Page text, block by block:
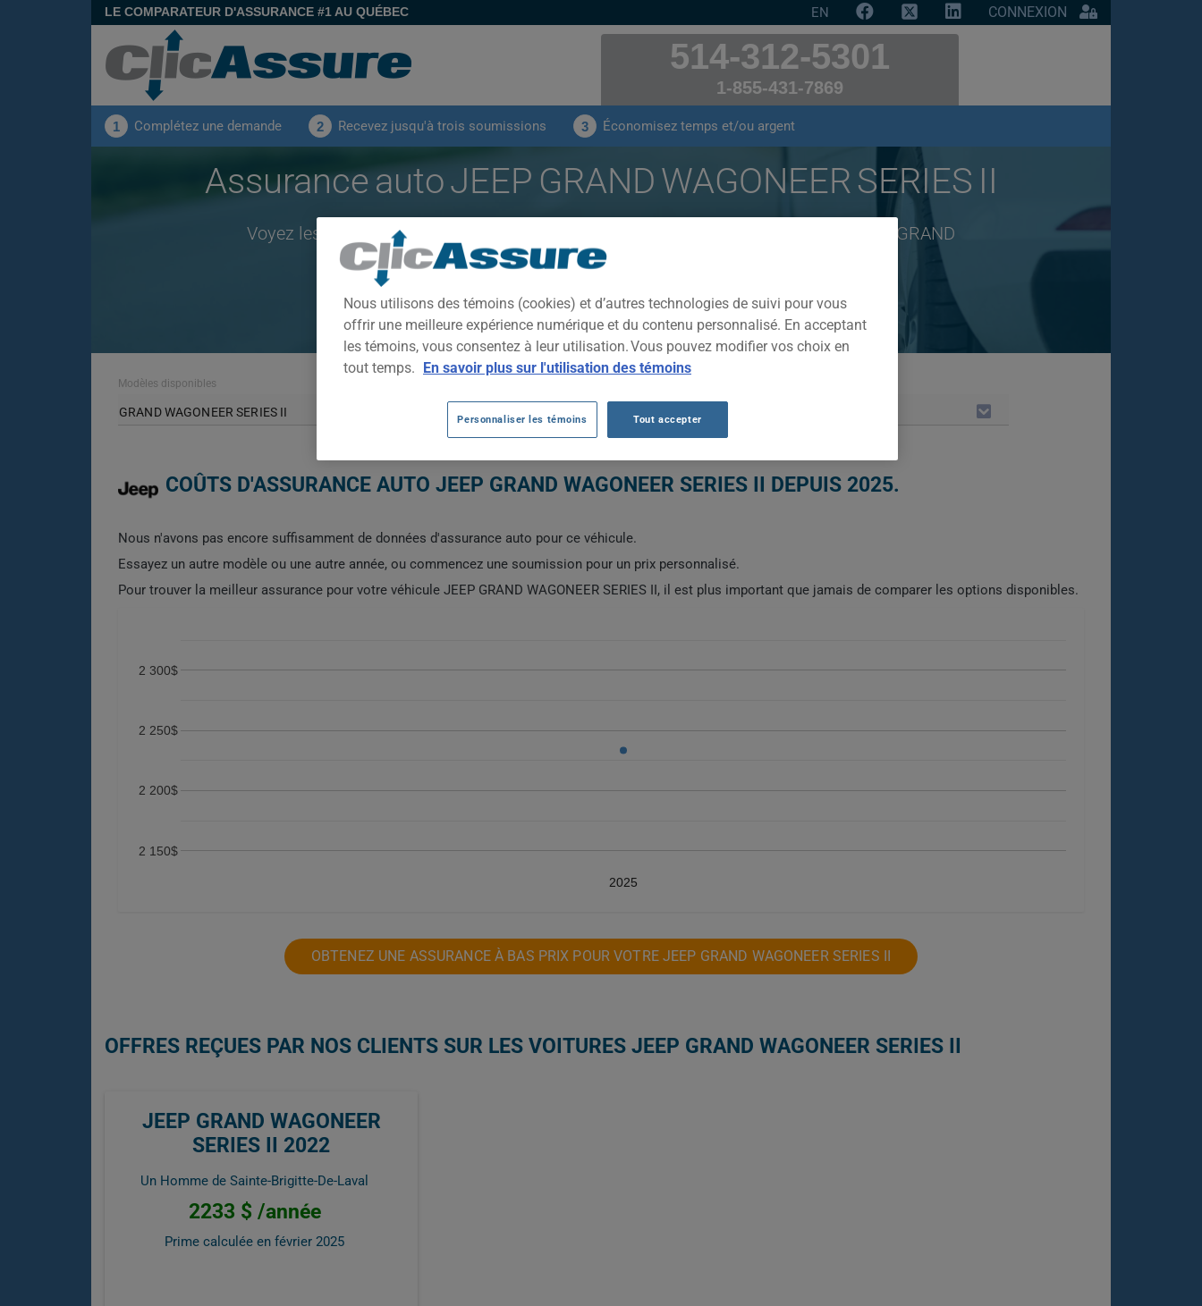
LE COMPARATEUR D'ASSURANCE #1 AU QUÉBEC EN CONNEXION
514-312-5301
1-855-431-7869
1 Complétez une demande 2 Recevez jusqu'à trois soumissions 3 Économisez temps et/ou argent
Assurance auto JEEP GRAND WAGONEER SERIES II
Voyez les primes payées par nos clients pour leur assurance auto de marque JEEP GRAND
WAGONEER SERIES II
CLIQUEZ ICI POUR ÉCONOMISER SUR VOTRE ASSURANCE AUTO
Modèles disponibles
GRAND WAGONEER SERIES II TOUTES LES ANNÉES
COÛTS D'ASSURANCE AUTO JEEP GRAND WAGONEER SERIES II DEPUIS 2025.
Nous n'avons pas encore suffisamment de données d'assurance auto pour ce véhicule.
Essayez un autre modèle ou une autre année, ou commencez une soumission pour un prix personnalisé.
Pour trouver la meilleur assurance pour votre véhicule JEEP GRAND WAGONEER SERIES II, il est plus important que jamais de comparer les options disponibles.
2025
2 150$
2 200$
2 250$
2 300$
OBTENEZ UNE ASSURANCE À BAS PRIX POUR VOTRE JEEP GRAND WAGONEER SERIES II
OFFRES REÇUES PAR NOS CLIENTS SUR LES VOITURES JEEP GRAND WAGONEER SERIES II
JEEP GRAND WAGONEER
SERIES II 2022
Un Homme de Sainte-Brigitte-De-Laval
2233 $ /année
Prime calculée en février 2025
Nous utilisons des témoins (cookies) et d’autres technologies de suivi pour vous
offrir une meilleure expérience numérique et du contenu personnalisé. En acceptant
les témoins, vous consentez à leur utilisation. Vous pouvez modifier vos choix en
tout temps. En savoir plus sur l'utilisation des témoins
Personnaliser les témoins Tout accepter